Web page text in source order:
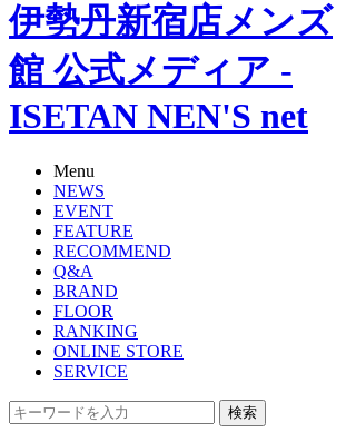
伊勢丹新宿店メンズ
館 公式メディア -
ISETAN NEN'S net
Menu
NEWS
EVENT
FEATURE
RECOMMEND
Q&A
BRAND
FLOOR
RANKING
ONLINE STORE
SERVICE
検索